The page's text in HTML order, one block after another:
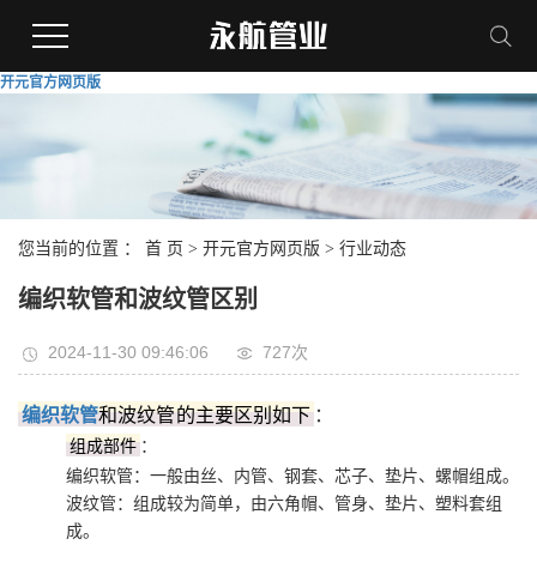
开元官方网页版
您当前的位置 ： 首 页 > 开元官方网页版 > 行业动态
编织软管和波纹管区别
2024-11-30 09:46:06 727次
编织软管和‌波纹管的主要区别如下 ：
组成部件 ：
编织软管：一般由丝、内管、钢套、芯子、垫片、螺帽组成。‌
波纹管：组成较为简单，由六角帽、管身、垫片、塑料套组
成。